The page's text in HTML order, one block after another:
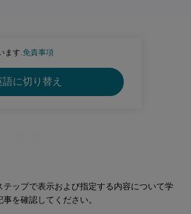
ます.免責事項
語に切り替え
テップで表示および指定する内容について学
を確認してください。
プション)